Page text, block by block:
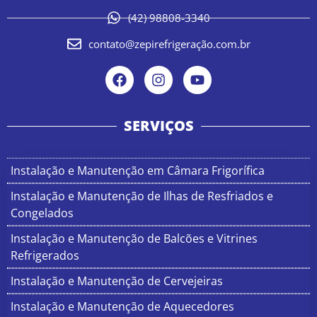
(42) 98808-3340
contato@zepirefrigeração.com.br
SERVIÇOS
Instalação e Manutenção em Câmara Frigorífica
Instalação e Manutenção de Ilhas de Resfriados e
Congelados
Instalação e Manutenção de Balcões e Vitrines
Refrigerados
Instalação e Manutenção de Cervejeiras
Instalação e Manutenção de Aquecedores